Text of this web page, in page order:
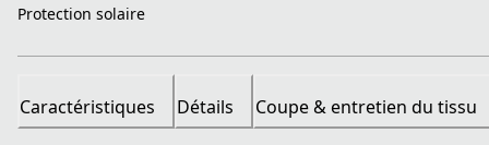
Protection solaire
Caractéristiques Détails Coupe & entretien du tissu